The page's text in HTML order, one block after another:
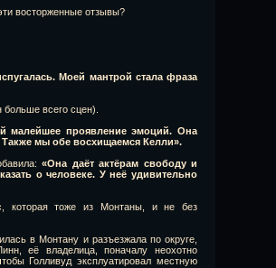
восторженные отзывы?
Моей мантрой стала фраза
больше всего сцен).
малейшее проявление эмоций. Она
Также мы обе восхищаемся Келли».
«Она даёт актёрам свободу и
о человеке. У неё удивительно
которая тоже из Монтаны, и не без
в Монтану и разъезжала по округе,
её владелица, поначалу неохотно
Голливуд эксплуатировал местную